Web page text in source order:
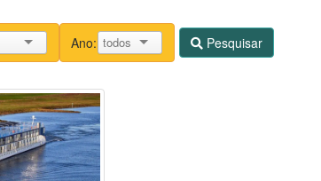
Ano: Pesquisar